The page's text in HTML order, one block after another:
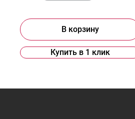
В корзину
Купить в 1 клик